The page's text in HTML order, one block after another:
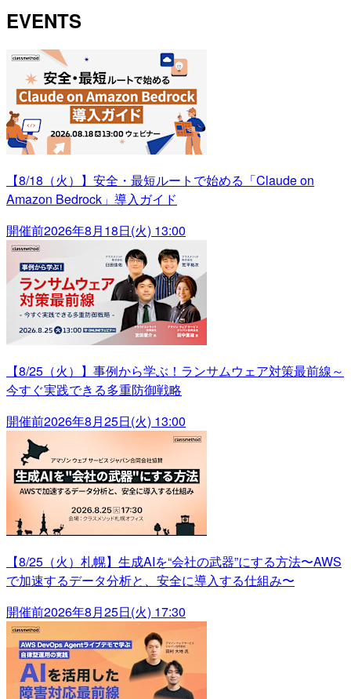
EVENTS
【8/18（火）】安全・最短ルートで始める「Claude on
Amazon Bedrock」導入ガイド
開催前2026年8月18日(火) 13:00
【8/25（火）】事例から学ぶ！ランサムウェア対策最前線～
今すぐ実践できる多重防御戦略
開催前2026年8月25日(火) 13:00
【8/25（火）札幌】生成AIを“会社の武器”にする方法〜AWS
で加速するデータ分析と、安全に導入する仕組み〜
開催前2026年8月25日(火) 17:30